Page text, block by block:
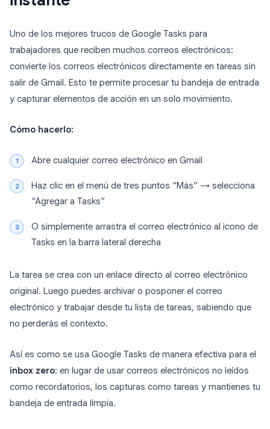
Uno de los mejores trucos de Google Tasks para
trabajadores que reciben muchos correos electrónicos:
convierte los correos electrónicos directamente en tareas sin
salir de Gmail. Esto te permite procesar tu bandeja de entrada
y capturar elementos de acción en un solo movimiento.
Cómo hacerlo:
Abre cualquier correo electrónico en Gmail
Haz clic en el menú de tres puntos “Más” → selecciona
“Agregar a Tasks”
O simplemente arrastra el correo electrónico al icono de
Tasks en la barra lateral derecha
La tarea se crea con un enlace directo al correo electrónico
original. Luego puedes archivar o posponer el correo
electrónico y trabajar desde tu lista de tareas, sabiendo que
no perderás el contexto.
Así es como se usa Google Tasks de manera efectiva para el
inbox zero: en lugar de usar correos electrónicos no leídos
como recordatorios, los capturas como tareas y mantienes tu
bandeja de entrada limpia.